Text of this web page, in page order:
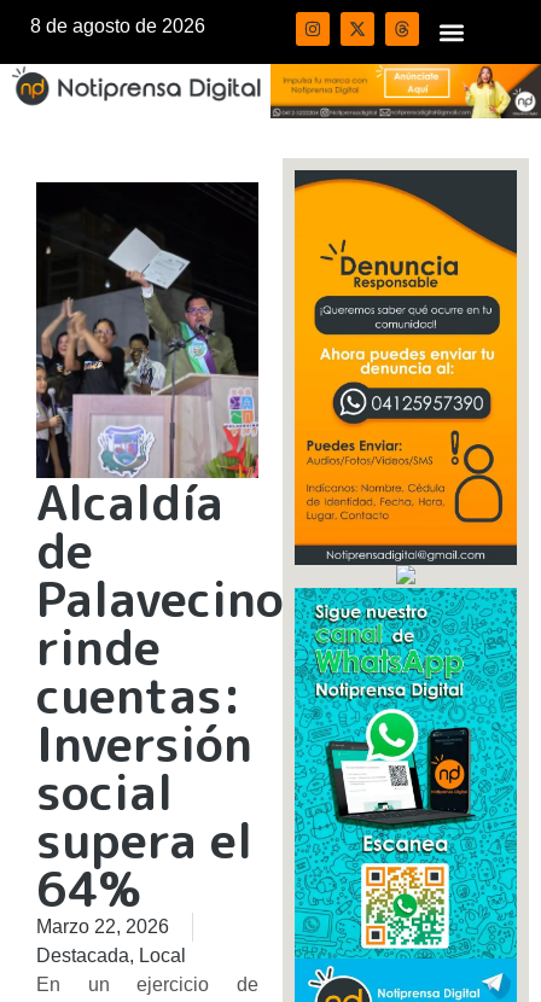
8 de agosto de 2026
Alcaldía
de
Palavecino
rinde
cuentas:
Inversión
social
supera el
64%
Marzo 22, 2026
Destacada, Local
En un ejercicio de